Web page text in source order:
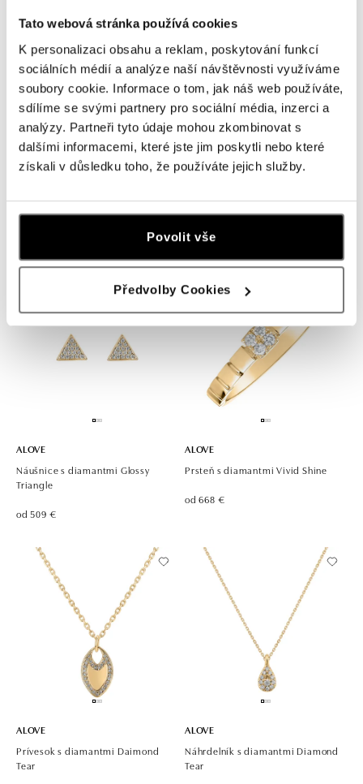
Tato webová stránka používá cookies
K personalizaci obsahu a reklam, poskytování funkcí
sociálních médií a analýze naší návštěvnosti využíváme
soubory cookie. Informace o tom, jak náš web používáte,
sdílíme se svými partnery pro sociální média, inzerci a
analýzy. Partneři tyto údaje mohou zkombinovat s
dalšími informacemi, které jste jim poskytli nebo které
získali v důsledku toho, že používáte jejich služby.
Povolit vše
Předvolby Cookies
ALOVE
diamantmi Shiny Triangle
ALOVE
od 499 €
ALOVE
Náušnice s diamantmi Glossy
Triangle
od 509 €
ALOVE
Prsteň s diamantmi Vivid Shine
od 668 €
ALOVE
Prívesok s diamantmi Daimond
Tear
ALOVE
Náhrdelník s diamantmi Diamond
Tear